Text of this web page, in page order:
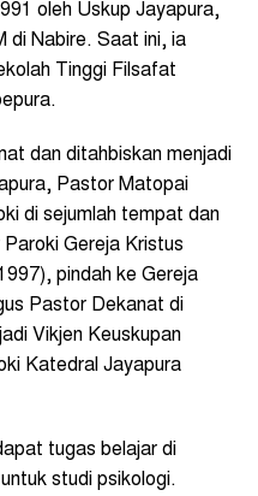
oleh Uskup Jayapura,
di Nabire. Saat ini, ia
Tinggi Filsafat
dan ditahbiskan menjadi
Pastor Matopai
di sejumlah tempat dan
Gereja Kristus
pindah ke Gereja
Pastor Dekanat di
Vikjen Keuskupan
Katedral Jayapura
tugas belajar di
studi psikologi.